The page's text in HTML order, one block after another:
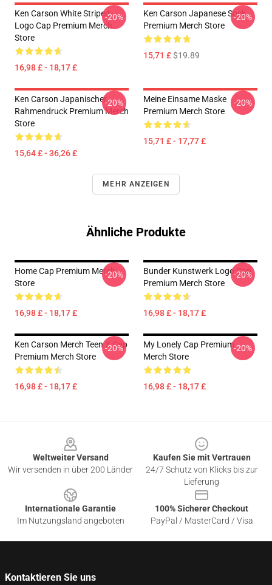
Ken Carson White Striped
Logo Cap Premium Merch
Store
16,98 £ - 18,17 £
-20%
Ken Carson Japanese Sock
Premium Merch Store
15,71 £$19.89
-20%
Ken Carson Japanischer
Rahmendruck Premium Merch
Store
15,64 £ - 36,26 £
-20%
Meine Einsame Maske
Premium Merch Store
15,71 £ - 17,77 £
-20%
MEHR ANZEIGEN
Ähnliche Produkte
Home Cap Premium Merch
Store
16,98 £ - 18,17 £
-20%
Bunder Kunstwerk Logo Cap
Premium Merch Store
16,98 £ - 18,17 £
-20%
Ken Carson Merch Teen X Cap
Premium Merch Store
16,98 £ - 18,17 £
-20%
My Lonely Cap Premium
Merch Store
16,98 £ - 18,17 £
-20%
Weltweiter Versand
Wir versenden in über 200 Länder
Kaufen Sie mit Vertrauen
24/7 Schutz von Klicks bis zur
Lieferung
Internationale Garantie
Im Nutzungsland angeboten
100% Sicherer Checkout
PayPal / MasterCard / Visa
Kontaktieren Sie uns